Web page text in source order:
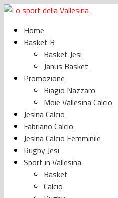
Home
Basket B
Basket Jesi
Janus Basket
Promozione
Biagio Nazzaro
Moie Vallesina Calcio
Jesina Calcio
Fabriano Calcio
Jesina Calcio Femminile
Rugby Jesi
Sport in Vallesina
Basket
Calcio